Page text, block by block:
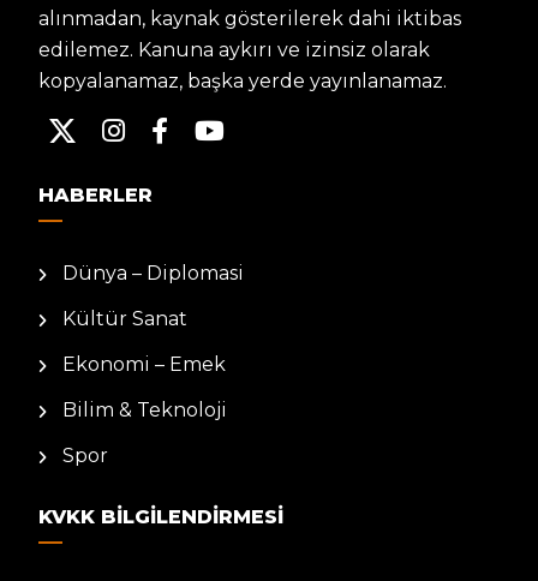
alınmadan, kaynak gösterilerek dahi iktibas
edilemez. Kanuna aykırı ve izinsiz olarak
kopyalanamaz, başka yerde yayınlanamaz.
HABERLER
Dünya – Diplomasi
Kültür Sanat
Ekonomi – Emek
Bilim & Teknoloji
Spor
KVKK BILGILENDIRMESI